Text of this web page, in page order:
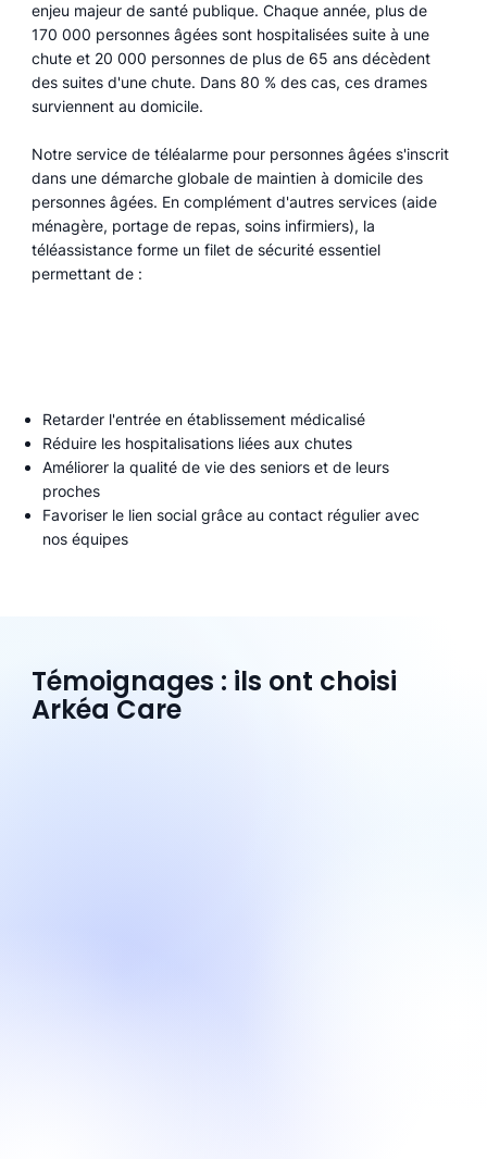
enjeu majeur de santé publique. Chaque année, plus de
170 000 personnes âgées sont hospitalisées suite à une
chute et 20 000 personnes de plus de 65 ans décèdent
des suites d'une chute. Dans 80 % des cas, ces drames
surviennent au domicile.
Notre service de téléalarme pour personnes âgées s'inscrit
dans une démarche globale de maintien à domicile des
personnes âgées. En complément d'autres services (aide
ménagère, portage de repas, soins infirmiers), la
téléassistance forme un filet de sécurité essentiel
permettant de :
Retarder l'entrée en établissement médicalisé
Réduire les hospitalisations liées aux chutes
Améliorer la qualité de vie des seniors et de leurs
proches
Favoriser le lien social grâce au contact régulier avec
nos équipes
Témoignages : ils ont choisi
Arkéa Care